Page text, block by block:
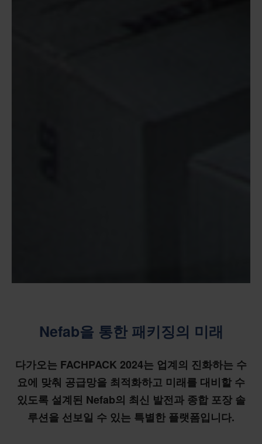
Nefab을 통한 패키징의 미래
다가오는 FACHPACK 2024는 업계의 진화하는 수
요에 맞춰 공급망을 최적화하고 미래를 대비할 수
있도록 설계된 Nefab의 최신 발전과 종합 포장 솔
루션을 선보일 수 있는 특별한 플랫폼입니다.